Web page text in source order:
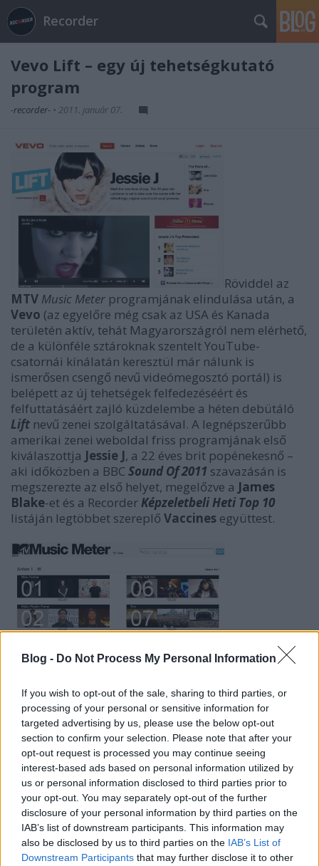
Blog - Do Not Process My Personal Information
If you wish to opt-out of the sale, sharing to third parties, or
processing of your personal or sensitive information for
targeted advertising by us, please use the below opt-out
section to confirm your selection. Please note that after your
opt-out request is processed you may continue seeing
interest-based ads based on personal information utilized by
us or personal information disclosed to third parties prior to
your opt-out. You may separately opt-out of the further
disclosure of your personal information by third parties on the
IAB’s list of downstream participants. This information may
also be disclosed by us to third parties on the IAB’s List of
Downstream Participants that may further disclose it to other
Recorder
Vevo Lift – egy új tehetségkutató
program
-recorder- • 2011. január 07.
Röviddel az
MTV Music Meter programjának elindulása után, a
Vevo (az egyelőre még csak az USA és Kanada
területén aktív, tehát Magyarországról nem elérhető,
de a különféle sztároknak szentelt YouTube-
csatornái kínálatán keresztül már nálunk is
ismerősen csengő nevű videómegosztó portál) is
belépett az új tehetségek felfedezéséért és
felfuttatásáért zajló küzdelembe a héten debütáló
Lift nevű zenei szolgáltatásával. A legnépszerűbb
amerikai zenei weboldal friss programjának első
kiválaszottja Jessie J, a 22 éves brit popénekesnő –
aki időközben a BBC Sound Of 2011 szavazásán is
megszerezte az első helyet, megelőzve a James
Blake-et és a RecorderKépzeletbeli Heti Top 10
listáján legtöbbet szereplő Vaccines együttest.
Míg az MTV
akciója kizárólag a közösségi portálokra koncentrál,
és azokat a zenészeket támogatja, akik a
legaktívabbnak mutatkoznak ezeken, a Vevo
szélesebb körű szolgáltatással kíván betörni a
tehetségkutatás piacára. Az év során a Lift nyolc
művészt fog kiválasztani, akik aztán hat hétig élvezik
majd az oldal által nyújtott speciális promóciós
szolgáltatást. Ennek egyik fő pillérét természetesen
azonlinezenei videók, interjúk és élő koncert